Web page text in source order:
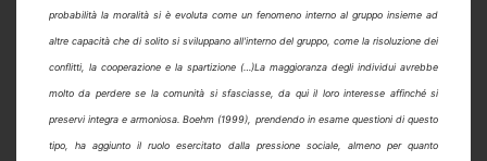
probabilità la moralità si è evoluta come un fenomeno interno al gruppo insieme ad
altre capacità che di solito si sviluppano all'interno del gruppo, come la risoluzione dei
conflitti, la cooperazione e la spartizione (…)La maggioranza degli individui avrebbe
molto da perdere se la comunità si sfasciasse, da qui il loro interesse affinché si
preservi integra e armoniosa. Boehm (1999), prendendo in esame questioni di questo
tipo, ha aggiunto il ruolo esercitato dalla pressione sociale, almeno per quanto